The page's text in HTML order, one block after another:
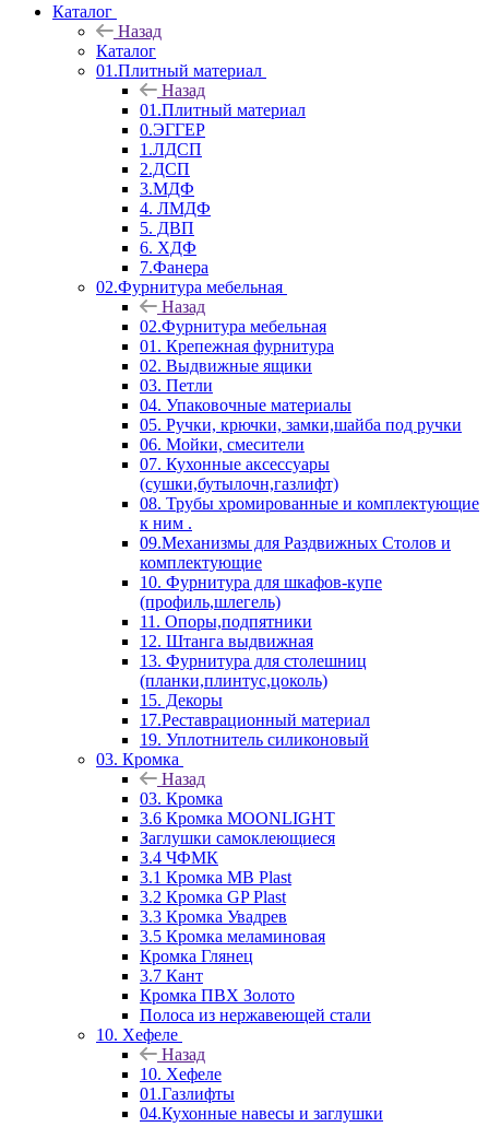
Каталог
Назад
Каталог
01.Плитный материал
Назад
01.Плитный материал
0.ЭГГЕР
1.ЛДСП
2.ДСП
3.МДФ
4. ЛМДФ
5. ДВП
6. ХДФ
7.Фанера
02.Фурнитура мебельная
Назад
02.Фурнитура мебельная
01. Крепежная фурнитура
02. Выдвижные ящики
03. Петли
04. Упаковочные материалы
05. Ручки, крючки, замки,шайба под ручки
06. Мойки, смесители
07. Кухонные аксессуары
(сушки,бутылочн,газлифт)
08. Трубы хромированные и комплектующие
к ним .
09.Механизмы для Раздвижных Столов и
комплектующие
10. Фурнитура для шкафов-купе
(профиль,шлегель)
11. Опоры,подпятники
12. Штанга выдвижная
13. Фурнитура для столешниц
(планки,плинтус,цоколь)
15. Декоры
17.Реставрационный материал
19. Уплотнитель силиконовый
03. Кромка
Назад
03. Кромка
3.6 Кромка MOONLIGHT
Заглушки самоклеющиеся
3.4 ЧФМК
3.1 Кромка MB Plast
3.2 Кромка GP Plast
3.3 Кромка Увадрев
3.5 Кромка меламиновая
Кромка Глянец
3.7 Кант
Кромка ПВХ Золото
Полоса из нержавеющей стали
10. Хефеле
Назад
10. Хефеле
01.Газлифты
04.Кухонные навесы и заглушки